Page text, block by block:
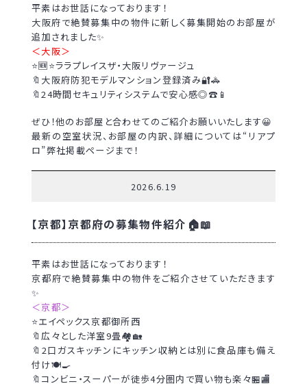
平素はお世話になっております！
大阪府で絶賛募集中の物件に新しく募集開始のお部屋が
追加されました✨
＜大阪＞
⭐🆕⭐ララプレイスザ・大阪リヴァージュ
🔖大阪府防犯モデルマンション登録済み🔐🚓
🔖24時間セキュリティシステムで安心感◎☎📱
ぜひ！他のお部屋と合わせてのご紹介お願いいたします😀
最新の空室状況、お部屋の内訳、詳細については“リアプ
ロ”弊社掲載ページまで！
2026.6.19
【京都】京都府の募集物件紹介🏠📖
平素はお世話になっております！
京都府で絶賛募集中の物件をご紹介させていただきます
✨
＜京都＞
⭐エイペックス京都御所西
🔖広々とした洋室9畳🏘🏡
🔖2口ガスキッチンにキッチン収納とは別に食品庫も備え
付け🍽🍳
🔖コンビニ・スーパーが徒歩4分圏内で買い物も楽々🏪🏬